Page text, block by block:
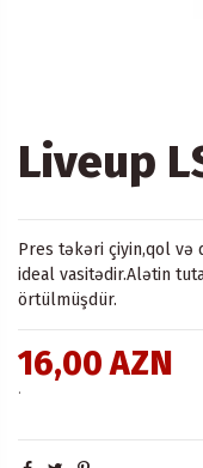
Liveup
Pres təkəri çiyin,qol və
ideal vasitədir.Alətin
örtülmüşdür.
16,00 AZN
.